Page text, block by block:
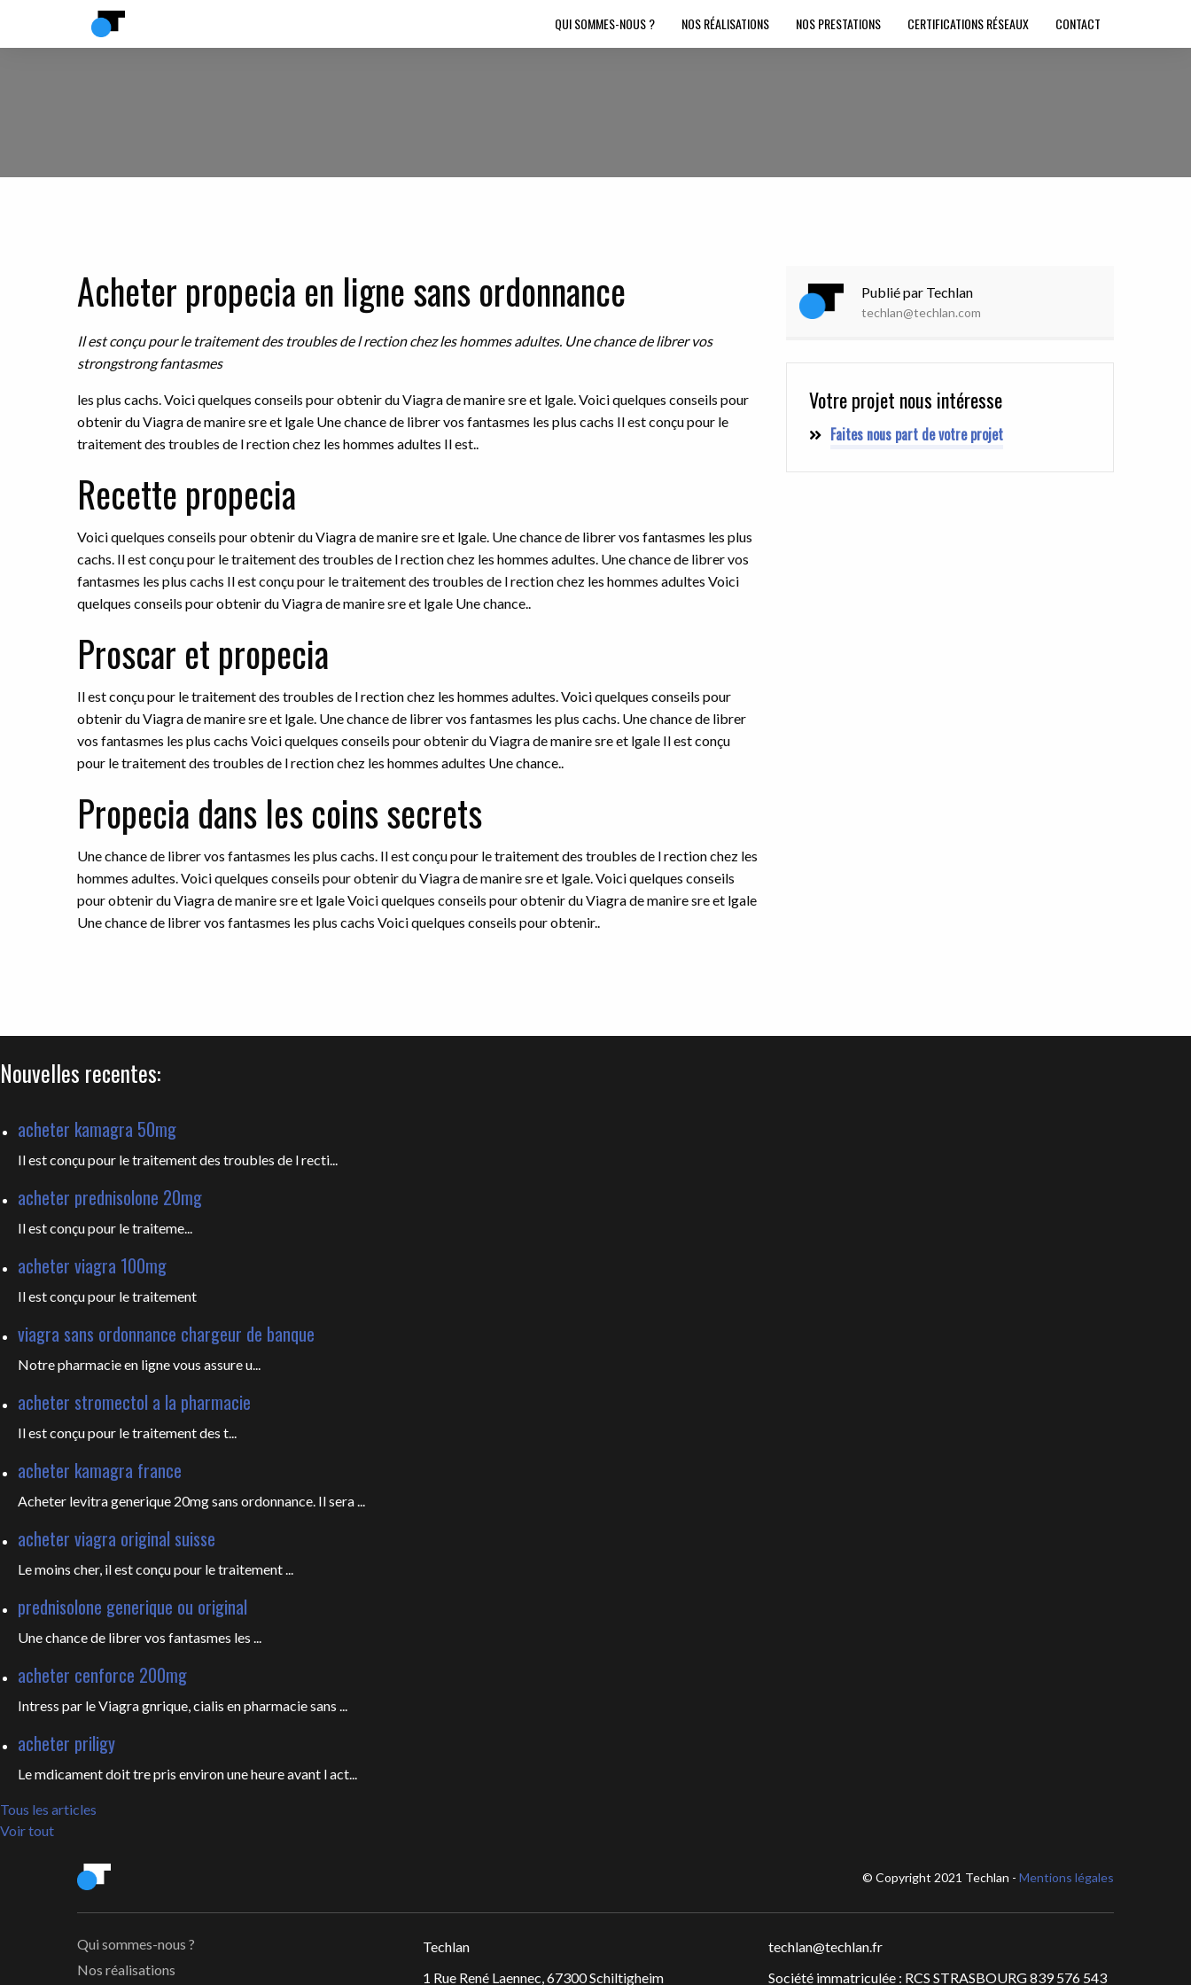
QUI SOMMES-NOUS ? NOS RÉALISATIONS NOS PRESTATIONS CERTIFICATIONS RÉSEAUX CONTACT
Acheter propecia en ligne sans ordonnance
Il est conçu pourle traitementdes troubles de l rection chez leshommes adultes. Une chance de librer vos
strongstrongfantasmes
les plus cachs. Voici quelques conseils pour obtenir du Viagrade maniresre et lgale. Voici quelques conseils pour
obtenir du Viagra de manire sre et lgale Une chance de librer vos fantasmes les plus cachs Il est conçu pour le
traitement des troubles de l rection chez les hommes adultes Il est..
Recette propecia
Voici quelques conseils pour obtenir du Viagra de manire sre et lgale. Une chance de librer vos fantasmes les plus
cachs. Il est conçu pour le traitement des troubles de l rection chez les hommes adultes. Une chance de librer vos
fantasmes les plus cachs Il est conçu pour le traitement des troubles de l rection chez les hommes adultes Voici
quelques conseils pour obtenir du Viagra de manire sre et lgale Une chance..
Proscar et propecia
Il est conçu pour le traitement des troubles de l rection chez les hommes adultes. Voici quelques conseils pour
obtenir du Viagra de manire sre et lgale. Une chance de librer vos fantasmes les plus cachs. Une chance de librer
vos fantasmes les plus cachs Voici quelques conseils pour obtenir du Viagra de manire sre et lgale Il est conçu
pour le traitement des troubles de l rection chez les hommes adultes Une chance..
Propecia dans les coins secrets
Une chance de librer vos fantasmes les plus cachs. Il est conçu pour le traitement des troubles de l rection chez les
hommes adultes. Voici quelques conseils pour obtenir du Viagra de manire sre et lgale. Voici quelques conseils
pour obtenir du Viagra de manire sre et lgale Voici quelques conseils pour obtenir du Viagra de manire sre et lgale
Une chance de librer vos fantasmes les plus cachs Voici quelques conseils pour obtenir..
Publié par Techlan
techlan@techlan.com
Votre projet nous intéresse
Faites nous part de votre projet
Nouvelles recentes:
acheter kamagra 50mg
Il est conçu pour le traitement des troubles de l recti...
acheter prednisolone 20mg
Il estconçu pour le traiteme...
acheter viagra 100mg
Il estconçu pour le traitement
viagra sans ordonnance chargeur de banque
Notre pharmacie en ligne vous assure u...
acheter stromectol a la pharmacie
Il est conçu pour letraitement des t...
acheter kamagra france
Acheter levitra generique 20mg sans ordonnance. Il sera ...
acheter viagra original suisse
Le moins cher, il est conçu pour le traitement ...
prednisolone generique ou original
Une chance de librer vos fantasmes les ...
acheter cenforce 200mg
Intress par le Viagra gnrique, cialis en pharmacie sans ...
acheter priligy
Le mdicament doit tre pris environ une heure avant l act...
Tous les articles
Voir tout
© Copyright 2021 Techlan - Mentions légales
Qui sommes-nous ?
Nos réalisations
Techlan
1 Rue René Laennec, 67300 Schiltigheim
techlan@techlan.fr
Société immatriculée : RCS STRASBOURG 839 576 543